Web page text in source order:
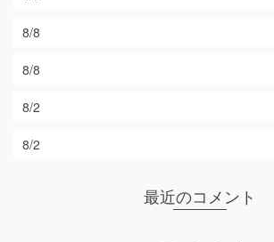
8/8
8/8
8/2
8/2
最近のコメント